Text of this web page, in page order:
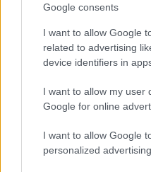
Google consents
I want to allow Google
related to advertising
device identifiers in
I want to allow my user
Google for online
I want to allow Google
personalized advertising.
Grat mindenkinek aki
szervezést! Nekem ez
napon a kormány
tizedmásodpercre
előjönnie kritikus
lett volna akkor is béna
nem életem futama
Rally2 eredménye: